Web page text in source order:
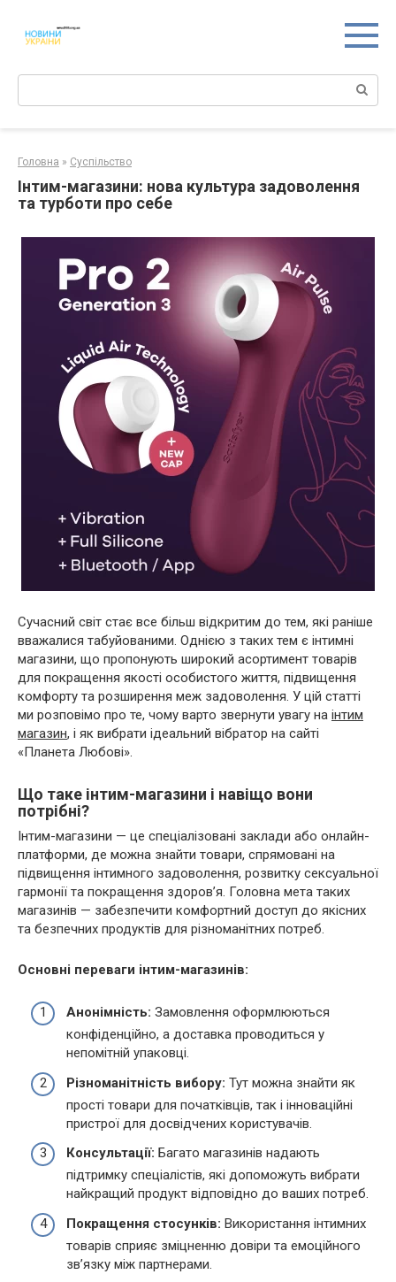
контенту
Поиск:
Головна » Суспільство
Інтим-магазини: нова культура задоволення
та турботи про себе
Сучасний світ стає все більш відкритим до тем, які раніше
вважалися табуйованими. Однією з таких тем є інтимні
магазини, що пропонують широкий асортимент товарів
для покращення якості особистого життя, підвищення
комфорту та розширення меж задоволення. У цій статті
ми розповімо про те, чому варто звернути увагу на інтим
магазин, і як вибрати ідеальний вібратор на сайті
«Планета Любові».
Що таке інтим-магазини і навіщо вони
потрібні?
Інтим-магазини — це спеціалізовані заклади або онлайн-
платформи, де можна знайти товари, спрямовані на
підвищення інтимного задоволення, розвитку сексуальної
гармонії та покращення здоров’я. Головна мета таких
магазинів — забезпечити комфортний доступ до якісних
та безпечних продуктів для різноманітних потреб.
Основні переваги інтим-магазинів:
Анонімність: Замовлення оформлюються
конфіденційно, а доставка проводиться у
непомітній упаковці.
Різноманітність вибору: Тут можна знайти як
прості товари для початківців, так і інноваційні
пристрої для досвідчених користувачів.
Консультації: Багато магазинів надають
підтримку спеціалістів, які допоможуть вибрати
найкращий продукт відповідно до ваших потреб.
Покращення стосунків: Використання інтимних
товарів сприяє зміцненню довіри та емоційного
зв’язку між партнерами.